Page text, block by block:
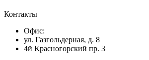
Контакты
Офис:
ул. Газгольдерная, д. 8
4й Красногорский пр. 3